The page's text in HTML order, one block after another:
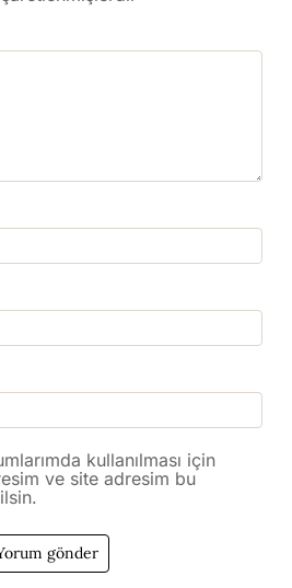
kullanılması için
ve site adresim bu